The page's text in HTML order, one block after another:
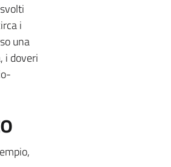
i
una
i doveri